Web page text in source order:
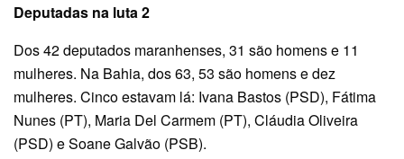
Deputadas na luta 2
Dos 42 deputados maranhenses, 31 são homens e 11
mulheres. Na Bahia, dos 63, 53 são homens e dez
mulheres. Cinco estavam lá: Ivana Bastos (PSD), Fátima
Nunes (PT), Maria Del Carmem (PT), Cláudia Oliveira
(PSD) e Soane Galvão (PSB).